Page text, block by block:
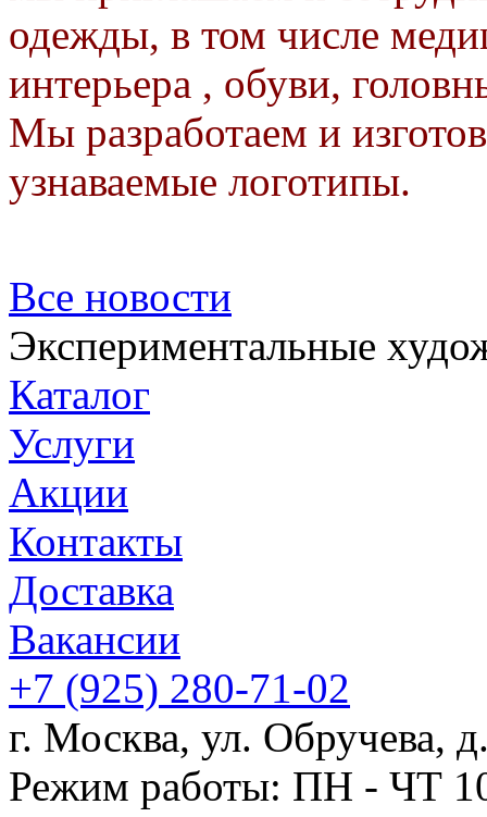
одежды, в том числе
интерьера , обуви,
Мы разработаем и
узнаваемые логотипы.
Все новости
Экспериментальные
Каталог
Услуги
Акции
Контакты
Доставка
Вакансии
+7 (925) 280-71-02
г. Москва, ул. Обручева,
Режим работы: ПН - ЧТ